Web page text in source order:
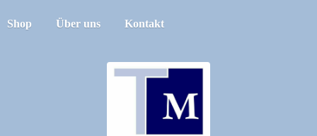
Shop Über uns Kontakt